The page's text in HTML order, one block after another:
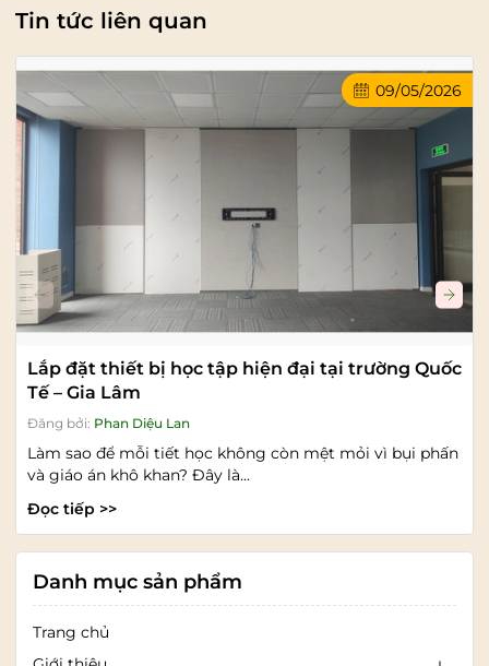
Tin tức liên quan
09/05/2026
Lắp đặt thiết bị học tập hiện đại tại trường Quốc
Tế – Gia Lâm
Đăng bởi: Phan Diệu Lan
Làm sao để mỗi tiết học không còn mệt mỏi vì bụi phấn
và giáo án khô khan? Đây là...
Đọc tiếp >>
Danh mục sản phẩm
Trang chủ